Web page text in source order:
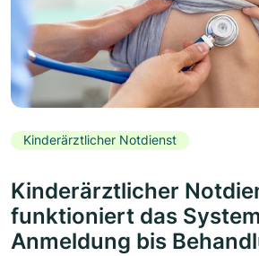
Kinderärztlicher Notdienst
Kinderärztlicher
funktioniert das
Anmeldung bis